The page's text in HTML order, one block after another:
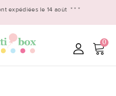
expédiées le 14 août * * *
0